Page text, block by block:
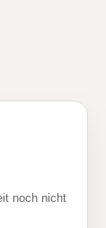
noch nicht